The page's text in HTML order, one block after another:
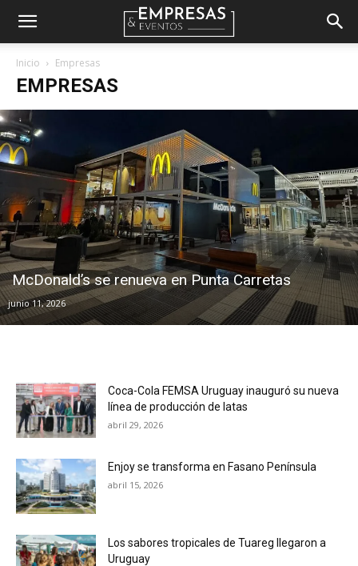
Empresas
Eventos
Inicio Empresas
EMPRESAS
McDonald’s se renueva en Punta Carretas
junio 11, 2026
Coca-Cola FEMSA Uruguay inauguró su nueva
línea de producción de latas
abril 29, 2026
Enjoy se transforma en Fasano Península
abril 15, 2026
Los sabores tropicales de Tuareg llegaron a
Uruguay